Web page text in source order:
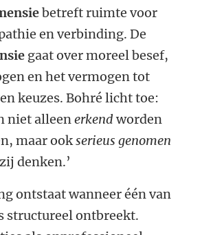
betreft ruimte voor
en verbinding. De
gaat over moreel besef,
en het vermogen tot
keuzes. Bohré licht toe:
niet alleenerkendworden
maar ookserieus genomen
denken.’
ontstaat wanneer één van
structureel ontbreekt.